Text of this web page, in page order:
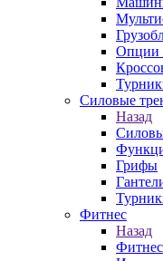
Опции
Силовые
Назад
Грифы
Фитнес
Назад
Фитнес